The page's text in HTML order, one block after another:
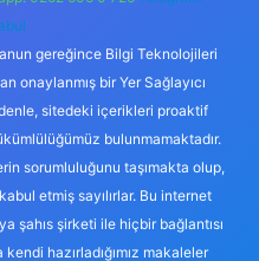
gereğince Bilgi Teknolojileri
onaylanmış bir Yer Sağlayıcı
sitedeki içerikleri proaktif
bulunmamaktadır.
sorumluluğunu taşımakta olup,
etmiş sayılırlar. Bu internet
şahıs şirketi ile hiçbir bağlantısı
hazırladığımız makaleler